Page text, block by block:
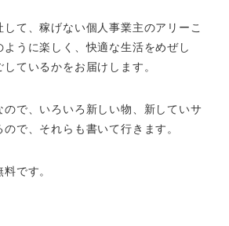
して、稼げない個人事業主のアリーこ
ように楽しく、快適な生活をめぜし
ているかをお届けします。
で、いろいろ新しい物、 新していサ
で、それらも書いて行きます。
です。